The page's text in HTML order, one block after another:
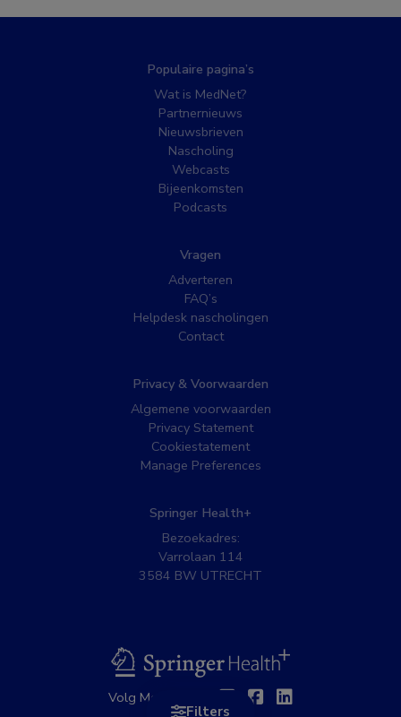
Filters
Populaire pagina’s
Wat is MedNet?
Partnernieuws
Nieuwsbrieven
Nascholing
Webcasts
Bijeenkomsten
Podcasts
Vragen
Adverteren
FAQ’s
Helpdesk nascholingen
Contact
Privacy & Voorwaarden
Algemene voorwaarden
Privacy Statement
Cookiestatement
Manage Preferences
Springer Health+
Bezoekadres:
Varrolaan 114
3584 BW UTRECHT
BSL
Volg MedNet op: TwitterFacebook
Linkedin